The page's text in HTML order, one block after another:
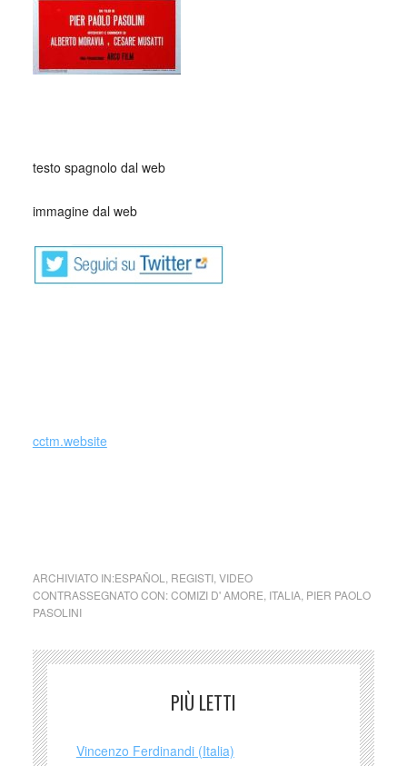
testo spagnolo dal web
immagine dal web
cctm.website
ARCHIVIATO IN:ESPAÑOL, REGISTI,VIDEO
CONTRASSEGNATO CON:COMIZI D' AMORE, ITALIA, PIER PAOLO
PASOLINI
PIÙ LETTI
Vincenzo Ferdinandi (Italia)